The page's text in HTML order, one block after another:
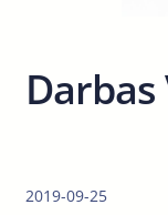
2019-09-25